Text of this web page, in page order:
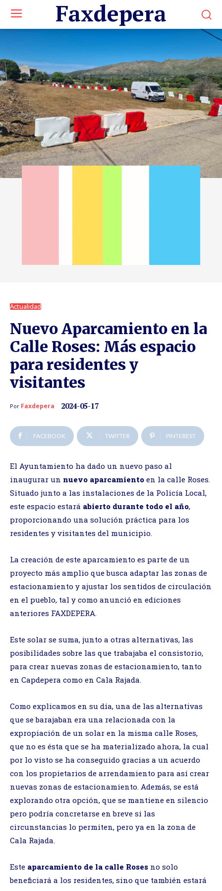
Faxdepera
Actualidad
Nuevo Aparcamiento en la
Calle Roses: Más espacio
para residentes y
visitantes
Por Faxdepera 2024-05-17
FACEBOOK TWITTER PINTEREST
El Ayuntamiento ha dado un nuevo paso al
inaugurar un nuevo aparcamiento en la calle Roses.
Situado junto a las instalaciones de la Policía Local,
este espacio estará abierto durante todo el año,
proporcionando una solución práctica para los
residentes y visitantes del municipio.
La creación de este aparcamiento es parte de un
proyecto más amplio que busca adaptar las zonas de
estacionamiento y ajustar los sentidos de circulación
en el pueblo, tal y como anunció en ediciones
anteriores FAXDEPERA.
Este solar se suma, junto a otras alternativas, las
posibilidades sobre las que trabajaba el consistorio,
para crear nuevas zonas de estacionamiento, tanto
en Capdepera como en Cala Rajada.
Como explicamos en su día, una de las alternativas
que se barajaban era una relacionada con la
expropiación de un solar en la misma calle Roses,
que no es ésta que se ha materializado ahora, la cual
por lo visto se ha conseguido gracias a un acuerdo
con los propietarios de arrendamiento para así crear
nuevas zonas de estacionamiento. Además, se está
explorando otra opción, que se mantiene en silencio
pero podría concretarse en breve si las
circunstancias lo permiten, pero ya en la zona de
Cala Rajada.
Este aparcamiento de la calle Roses no solo
beneficiará a los residentes, sino que también estará